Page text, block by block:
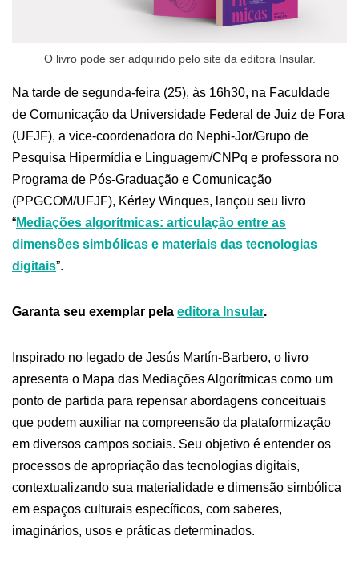
O livro pode ser adquirido pelo site da editora Insular.
Na tarde de segunda-feira (25), às 16h30, na Faculdade
de Comunicação da Universidade Federal de Juiz de Fora
(UFJF), a vice-coordenadora do Nephi-Jor/Grupo de
Pesquisa Hipermídia e Linguagem/CNPq e professora no
Programa de Pós-Graduação e Comunicação
(PPGCOM/UFJF), Kérley Winques, lançou seu livro
“Mediações algorítmicas: articulação entre as
dimensões simbólicas e materiais das tecnologias
digitais”.
Garanta seu exemplar pela editora Insular.
Inspirado no legado de Jesús Martín-Barbero, o livro
apresenta o Mapa das Mediações Algorítmicas como um
ponto de partida para repensar abordagens conceituais
que podem auxiliar na compreensão da plataformização
em diversos campos sociais. Seu objetivo é entender os
processos de apropriação das tecnologias digitais,
contextualizando sua materialidade e dimensão simbólica
em espaços culturais específicos, com saberes,
imaginários, usos e práticas determinados.